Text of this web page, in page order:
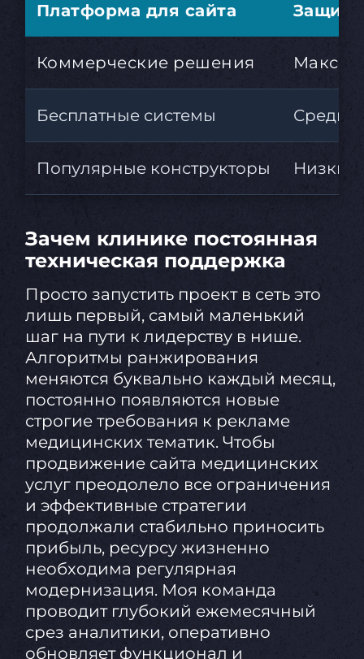
Платформа для сайта
Коммерческие решения
Бесплатные системы
Популярные конструкторы Низкий
Зачем клинике постоянная
техническая поддержка
Просто запустить проект в сеть это
лишь первый, самый маленький
шаг на пути к лидерству в нише.
Алгоритмы ранжирования
меняются буквально каждый месяц,
постоянно появляются новые
строгие требования к рекламе
медицинских тематик. Чтобы
продвижение сайта медицинских
услуг преодолело все ограничения
и эффективные стратегии
продолжали стабильно приносить
прибыль, ресурсу жизненно
необходима регулярная
модернизация. Моя команда
проводит глубокий ежемесячный
срез аналитики, оперативно
обновляет функционал и